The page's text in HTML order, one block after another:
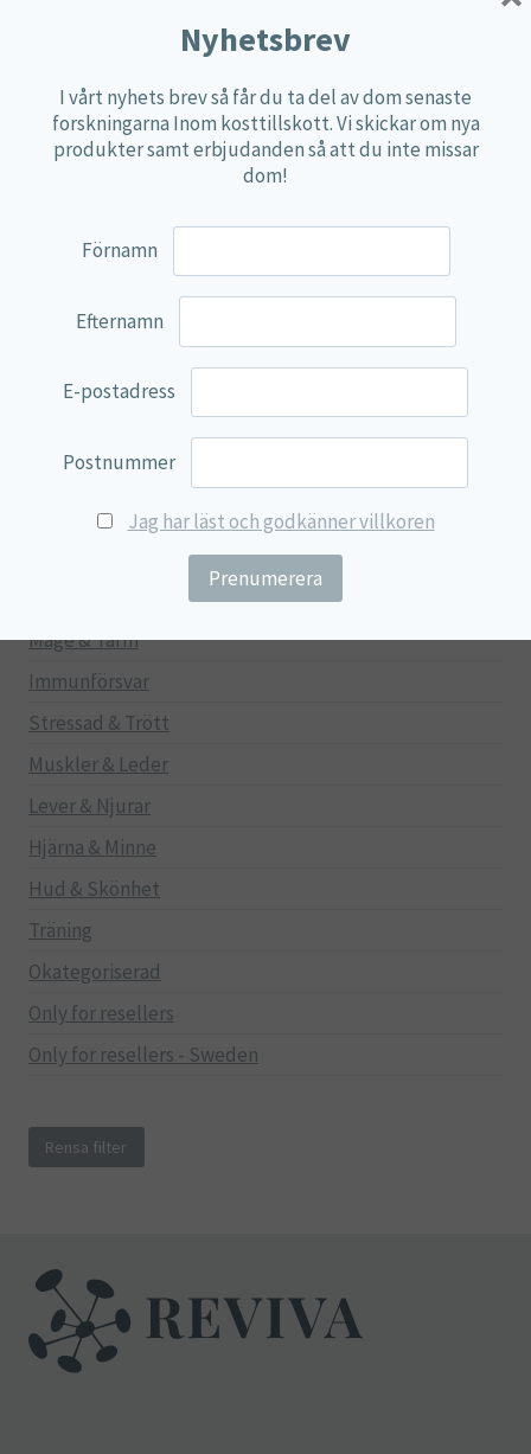
Övriga kosttillskott
100% Natural
Reviva Nutrition
Svenska Örtmedicinska Institutet
Green Trade
Mage & Tarm
Immunförsvar
Stressad & Trött
Muskler & Leder
Lever & Njurar
Hjärna & Minne
Hud & Skönhet
Träning
Okategoriserad
Only for resellers
Only for resellers - Sweden
Rensa filter
Nyhetsbrev
I vårt nyhets brev så får du ta del av dom senaste
forskningarna Inom kosttillskott. Vi skickar om nya
produkter samt erbjudanden så att du inte missar
dom!
Förnamn
Efternamn
E-postadress
Postnummer
Jag har läst och godkänner villkoren